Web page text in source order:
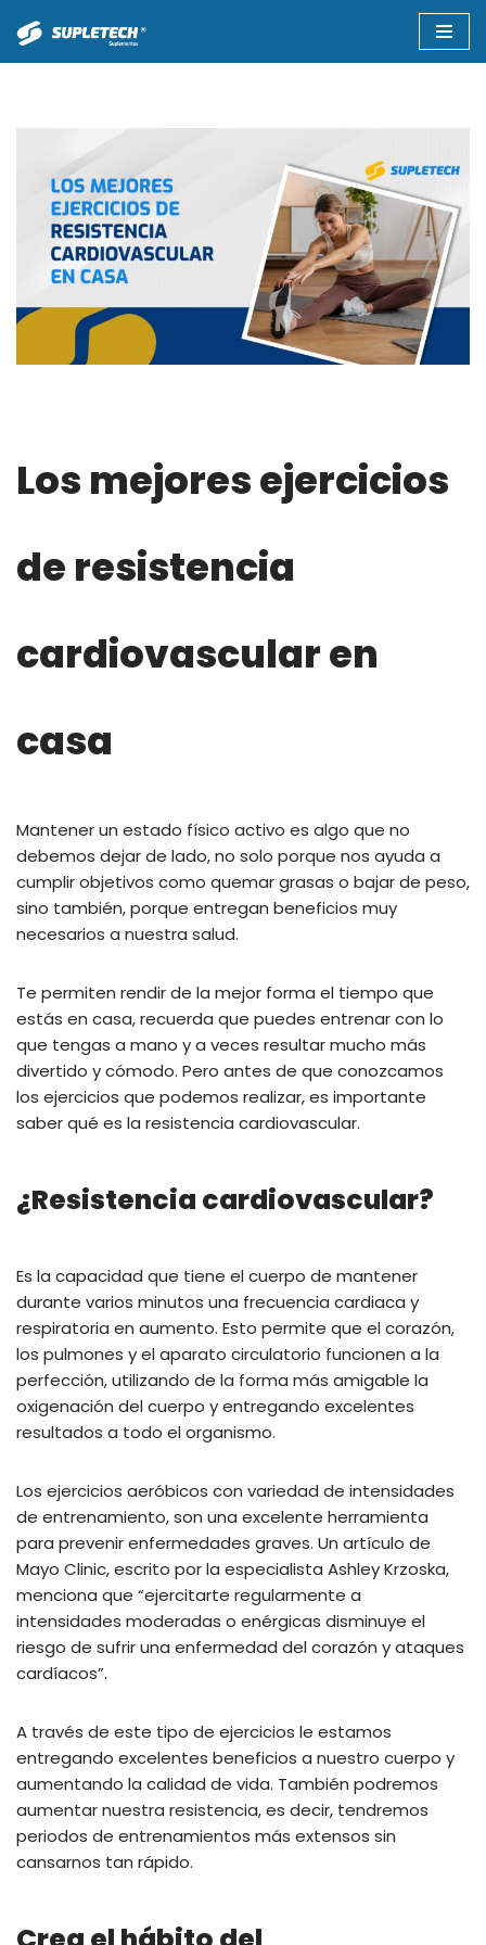
Saltar
Los mejores ejercicios
de resistencia
cardiovascular en
casa
Mantener un estado físico activo es algo que no
debemos dejar de lado, no solo porque nos ayuda a
cumplir objetivos como quemar grasas o bajar de peso,
sino también, porque entregan beneficios muy
necesarios a nuestra salud.
Te permiten rendir de la mejor forma el tiempo que
estás en casa, recuerda que puedes entrenar con lo
que tengas a mano y a veces resultar mucho más
divertido y cómodo. Pero antes de que conozcamos
los ejercicios que podemos realizar, es importante
saber qué es la resistencia cardiovascular.
¿Resistencia cardiovascular?
Es la capacidad que tiene el cuerpo de mantener
durante varios minutos una frecuencia cardiaca y
respiratoria en aumento. Esto permite que el corazón,
los pulmones y el aparato circulatorio funcionen a la
perfección, utilizando de la forma más amigable la
oxigenación del cuerpo y entregando excelentes
resultados a todo el organismo.
Los ejercicios aeróbicos con variedad de intensidades
de entrenamiento, son una excelente herramienta
para prevenir enfermedades graves. Un artículo de
Mayo Clinic, escrito por la especialista Ashley Krzoska,
menciona que “ejercitarte regularmente a
intensidades moderadas o enérgicas disminuye el
riesgo de sufrir una enfermedad del corazón y ataques
cardíacos”.
A través de este tipo de ejercicios le estamos
entregando excelentes beneficios a nuestro cuerpo y
aumentando la calidad de vida. También podremos
aumentar nuestra resistencia, es decir, tendremos
periodos de entrenamientos más extensos sin
cansarnos tan rápido.